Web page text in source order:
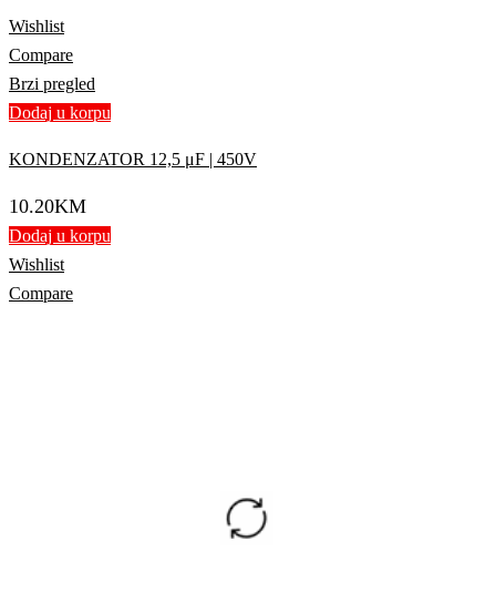
Wishlist
Compare
Brzi pregled
Dodaj u korpu
KONDENZATOR 12,5 μF | 450V
10.20KM
Dodaj u korpu
Wishlist
Compare